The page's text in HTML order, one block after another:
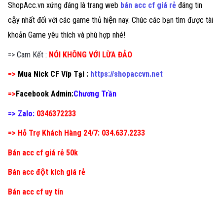
ShopAcc.vn xứng đáng là trang web bán acc cf giá rẻ đáng tin
cậy nhất đối với các game thủ hiện nay. Chúc các bạn tìm được tài
khoản Game yêu thích và phù hợp nhé!
=> Cam Kết : NÓI KHÔNG VỚI LỪA ĐẢO
=> Mua Nick CF Víp Tại : https://shopaccvn.net
=>Facebook Admin:Chương Trần
=> Zalo: 0346372233
=> Hỗ Trợ Khách Hàng 24/7: 034.637.2233
Bán acc cf giá rẻ 50k
Bán acc đột kích giá rẻ
Bán acc cf uy tín